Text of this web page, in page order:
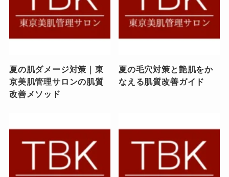
夏の肌ダメージ対策｜東
京美肌管理サロンの肌質
改善メソッド
夏の毛穴対策と艶肌をか
なえる肌質改善ガイド